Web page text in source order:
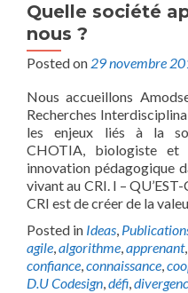
Quelle société
nous ?
Posted on 29 novembre
Nous accueillons
Recherches
les enjeux liés à la
CHOTIA, biologiste et
innovation pédagogique
vivant au CRI. I –
CRI est de créer de la
Posted in Ideas,
agile,algorithme,apprenant,
confiance,connaissance,
D.U Codesign,défi,